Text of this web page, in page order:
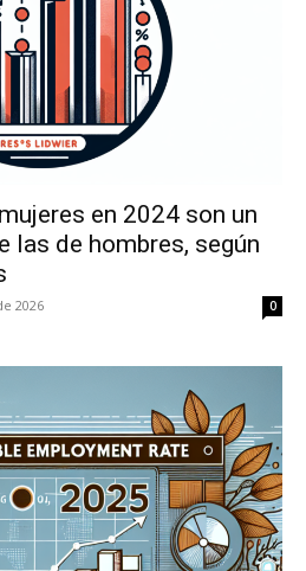
en 2024 son un
las de hombres, según
2026 0